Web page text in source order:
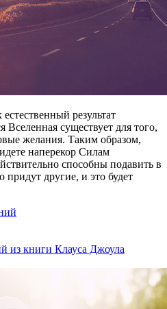
результат
существует для того,
желания. Таким образом,
наперекор Силам
способны подавить в
придут другие, и это будет
из книги Клауса Джоула